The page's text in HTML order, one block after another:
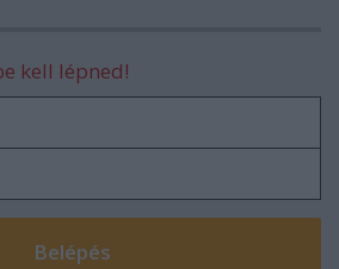
kell lépned!